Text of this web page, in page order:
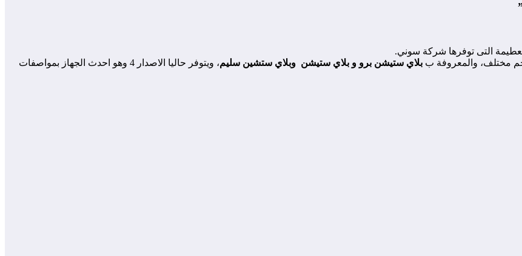
التى توفرها شركة سوني.
مختلف، والمعروفة ب بلاي ستيشن برو و بلاي ستيشن وبلاي ستشين سليم
، ويتوفر حاليا الاصدار 4 وهو احدث الجهاز بمواصفات